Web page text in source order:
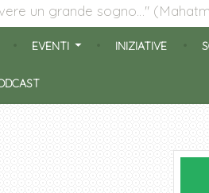
un grande sogno…"
EVENTI INIZIATIVE